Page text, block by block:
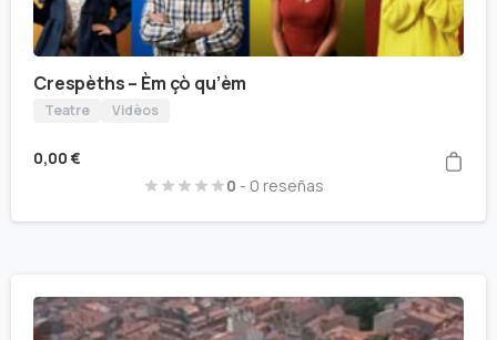
Crespèths – Èm çò qu’èm
Teatre Vidèos
0,00 €
0 - 0 reseñas